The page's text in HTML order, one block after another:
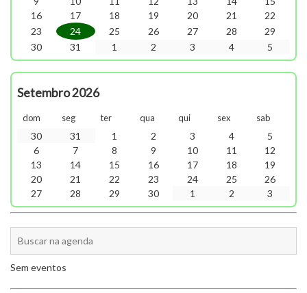
16
17 18 19 20 21
22
23
24 25 26 27 28
29
30
31 1 2 3 4 5
Setembro 2026
dom seg ter qua qui sex sab
30 31 1 2 3 4
5
6
7 8 9 10 11
12
13
14 15 16 17 18
19
20
21 22 23 24 25
26
27
28 29 30 1 2 3
Sem eventos